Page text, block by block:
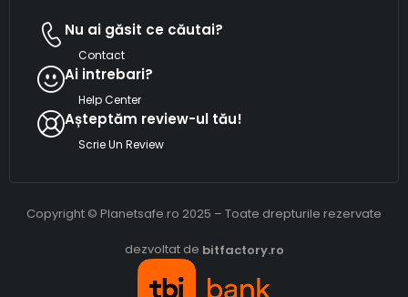
Nu ai găsit ce căutai?
Contact
Ai intrebari?
Help Center
Așteptăm review-ul tău!
Scrie Un Review
Copyright © Planetsafe.ro 2025 – Toate drepturile rezervate
dezvoltat de bitfactory.ro